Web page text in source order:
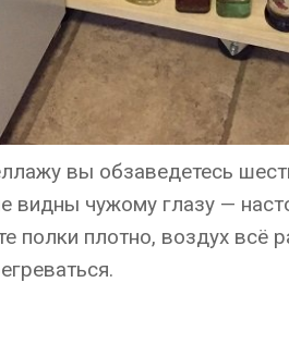
вы обзаведетесь
видны чужому глазу —
полки плотно, воздух всё